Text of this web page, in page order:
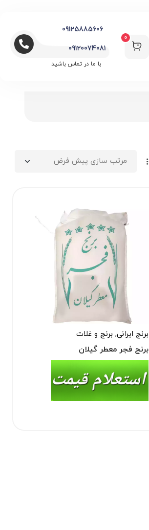
0
09125885606
09120074081
با ما در تماس باشید
برنج ایرانی, برنج و غلات
برنج فجر معطر گیلان